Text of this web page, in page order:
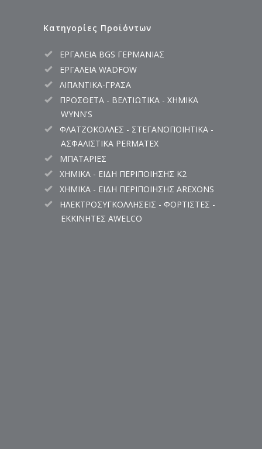
Κατηγορίες Προϊόντων
ΕΡΓΑΛΕΙΑ BGS ΓΕΡΜΑΝΙΑΣ
ΕΡΓΑΛΕΙΑ WADFOW
ΛΙΠΑΝΤΙΚΑ-ΓΡΑΣΑ
ΠΡΟΣΘΕΤΑ - ΒΕΛΤΙΩΤΙΚΑ - ΧΗΜΙΚΑ
WYNN'S
ΦΛΑΤΖΟΚΟΛΛΕΣ - ΣΤΕΓΑΝΟΠΟΙΗΤΙΚΑ -
ΑΣΦΑΛΙΣΤΙΚΑ PERMATEX
ΜΠΑΤΑΡΙΕΣ
ΧΗΜΙΚΑ - ΕΙΔΗ ΠΕΡΙΠΟΙΗΣΗΣ K2
ΧΗΜΙΚΑ - ΕΙΔΗ ΠΕΡΙΠΟΙΗΣΗΣ AREXONS
ΗΛΕΚΤΡΟΣΥΓΚΟΛΛΗΣΕΙΣ - ΦΟΡΤΙΣΤΕΣ -
ΕΚΚΙΝΗΤΕΣ AWELCO